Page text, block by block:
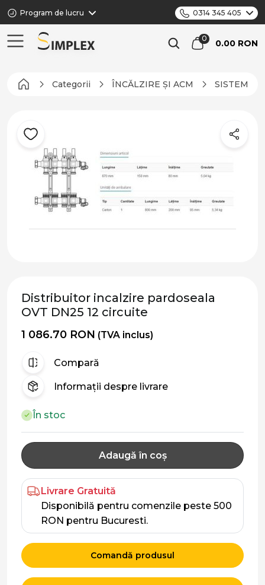
Program de lucru 0314 345 405
0.00 RON
Categorii ÎNCĂLZIRE ȘI ACM SISTEME
Distribuitor incalzire pardoseala
OVT DN25 12 circuite
1 086.70 RON (TVA inclus)
Compară
Informații despre livrare
În stoc
Adaugă în coș
Livrare Gratuită
Disponibilă pentru comenzile peste 500
RON pentru Bucuresti.
Comandă produsul